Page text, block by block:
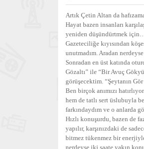
Artık Çetin Altan da
Hayat bazen insanları
yeniden düşündürtmek
Gazeteciliğe kıyısından
unutmadım. Aradan
Sonradan en üst katında
Gözaltı” ile “Bir Avuç
görüşecektim. “Şeytanın
Ben birçok anımızı
hem de tatlı sert üslubuyla
farkındaydım ve o anlarda
Hızlı konuşurdu, bazen de
yapılır, karşınızdaki de
bitmez tükenmez bir
nerdeyse iki saate yakın